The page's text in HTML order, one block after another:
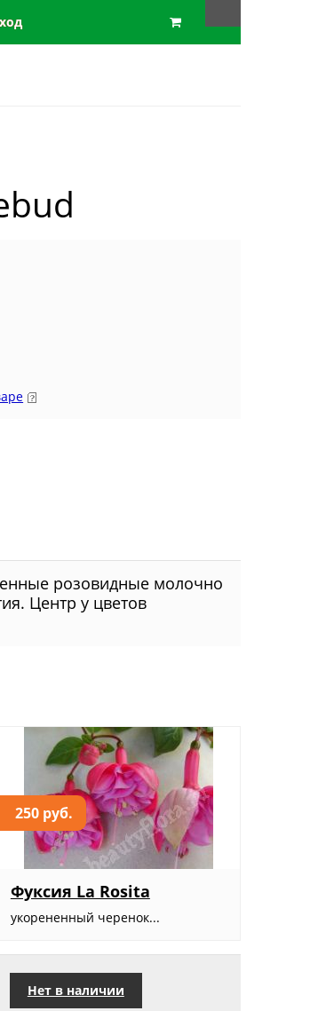
розовидные молочно
Центр у цветов
250 руб.
Фуксия La Rosita
укорененный черенок...
Нет в наличии